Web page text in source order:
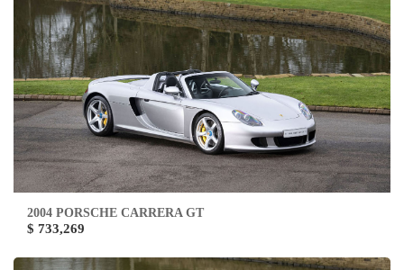
2004 PORSCHE CARRERA GT
$ 733,269